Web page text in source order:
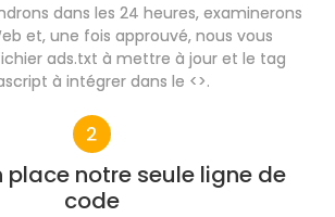
dans les 24 heures, examinerons
et, une fois approuvé, nous vous
ads.txt à mettre à jour et le tag
à intégrer dans le <>.
place notre seule ligne de
code​